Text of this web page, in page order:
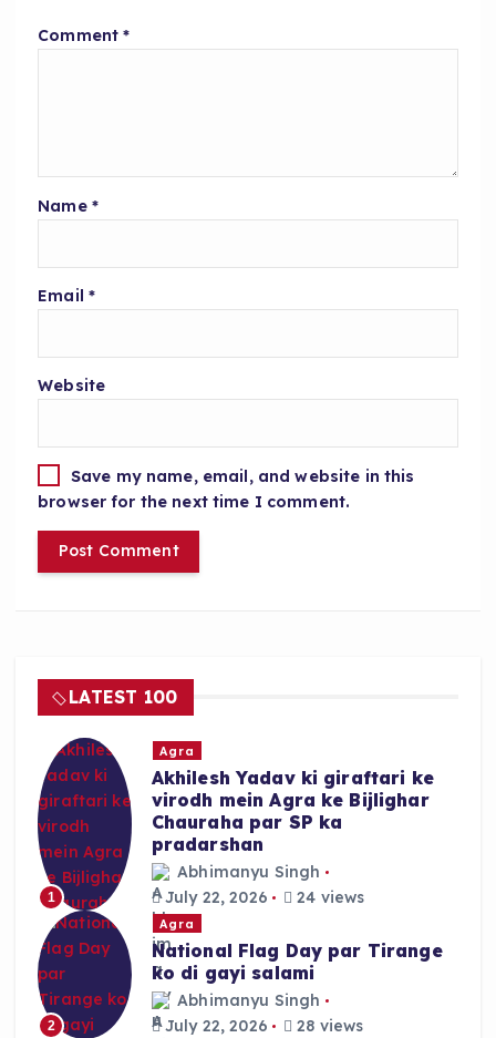
Comment*
Name *
Email *
Website
Save my name, email, and website in this
browser for the next time I comment.
LATEST 100
1
Agra
Akhilesh Yadav ki giraftari ke
virodh mein Agra ke Bijlighar
Chauraha par SP ka
pradarshan
Abhimanyu Singh
July 22, 2026
24 views
2
Agra
National Flag Day par Tirange
ko di gayi salami
Abhimanyu Singh
July 22, 2026
28 views